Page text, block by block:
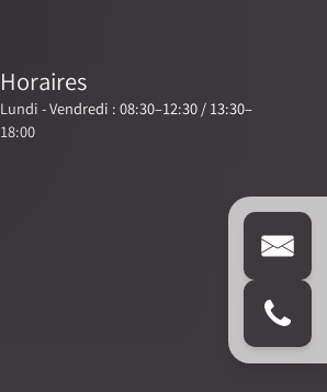
Horaires
Lundi - Vendredi : 08:30–12:30 / 13:30–
18:00